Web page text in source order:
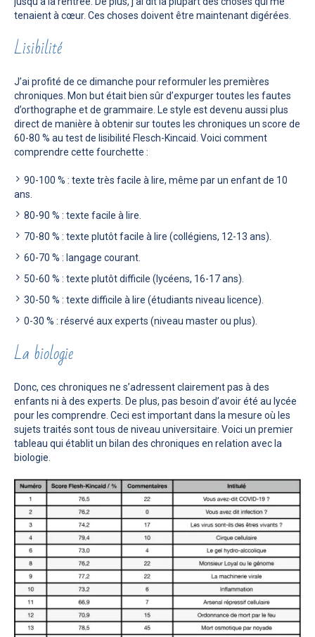
tenaient à cœur. Ces choses doivent être maintenant digérées.
Lisibilité
J’ai profité de ce dimanche pour reformuler les premières
chroniques. Mon but était bien sûr d’expurger toutes les fautes
d’orthographe et de grammaire. Le style est devenu aussi plus
direct de manière à obtenir sur toutes les chroniques un score de
60-80 % au test de lisibilité Flesch-Kincaid. Voici comment
comprendre cette fourchette :
90-100 % : texte très facile à lire, même par un enfant de 10
ans.
80-90 % : texte facile à lire.
70-80 % : texte plutôt facile à lire (collégiens, 12-13 ans).
60-70 % : langage courant.
50-60 % : texte plutôt difficile (lycéens, 16-17 ans).
30-50 % : texte difficile à lire (étudiants niveau licence).
0-30 % : réservé aux experts (niveau master ou plus).
La biologie
Donc, ces chroniques ne s’adressent clairement pas à des
enfants ni à des experts. De plus, pas besoin d’avoir été au lycée
pour les comprendre. Ceci est important dans la mesure où les
sujets traités sont tous de niveau universitaire. Voici un premier
tableau qui établit un bilan des chroniques en relation avec la
biologie.